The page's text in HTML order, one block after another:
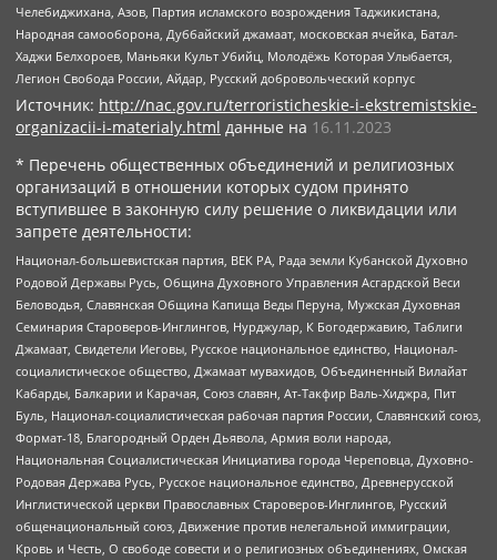
Челебиджихана, Азов, Партия исламского возрождения Таджикистана,
Народная самооборона, Дуббайский джамаат, московская ячейка, Батал-
Хаджи Белхороев, Маньяки Культ Убийц, Молодёжь Которая Улыбается,
Легион Свобода России, Айдар, Русский добровольческий корпус
Источник: http://nac.gov.ru/terroristicheskie-i-ekstremistskie-
organizacii-i-materialy.html данные на 16.11.2023
* Перечень общественных объединений и религиозных
организаций в отношении которых судом принято
вступившее в законную силу решение о ликвидации или
запрете деятельности:
Национал-большевистская партия, ВЕК РА, Рада земли Кубанской Духовно
Родовой Державы Русь, Община Духовного Управления Асгардской Веси
Беловодья, Славянская Община Капища Веды Перуна, Мужская Духовная
Семинария Староверов-Инглингов, Нурджулар, К Богодержавию, Таблиги
Джамаат, Свидетели Иеговы, Русское национальное единство, Национал-
социалистическое общество, Джамаат мувахидов, Объединенный Вилайат
Кабарды, Балкарии и Карачая, Союз славян, Ат-Такфир Валь-Хиджра, Пит
Буль, Национал-социалистическая рабочая партия России, Славянский союз,
Формат-18, Благородный Орден Дьявола, Армия воли народа,
Национальная Социалистическая Инициатива города Череповца, Духовно-
Родовая Держава Русь, Русское национальное единство, Древнерусской
Инглистической церкви Православных Староверов-Инглингов, Русский
общенациональный союз, Движение против нелегальной иммиграции,
Кровь и Честь, О свободе совести и о религиозных объединениях, Омская